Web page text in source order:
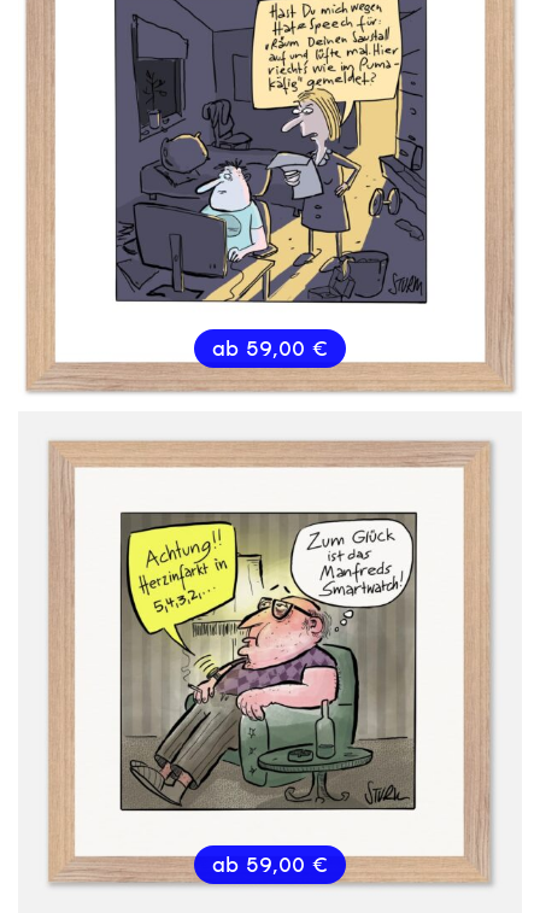
ab 59,00 €
ab 59,00 €